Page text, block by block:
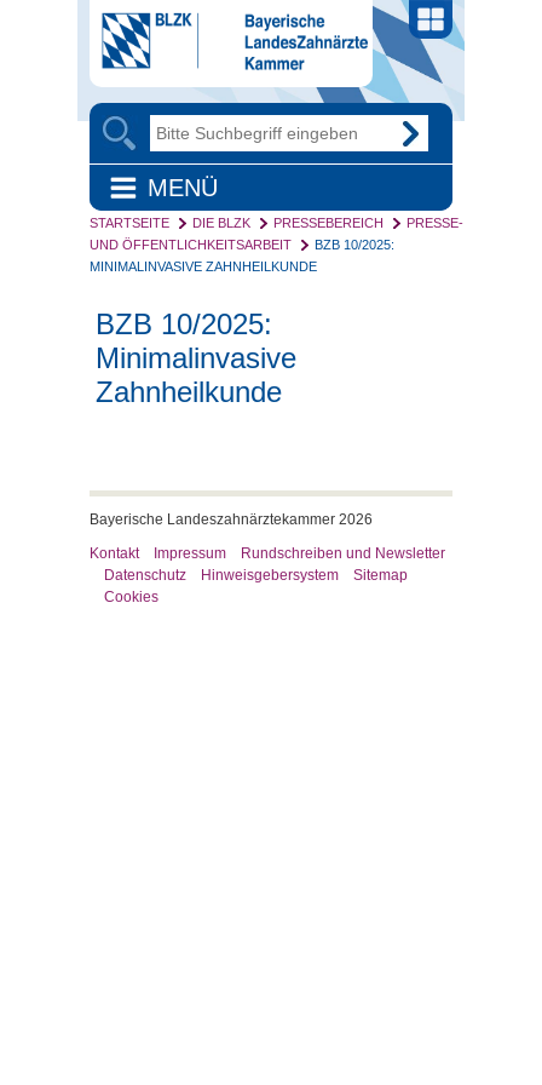
MENÜ
STARTSEITE DIE BLZK PRESSEBEREICH
PRESSE-
UND ÖFFENTLICHKEITSARBEIT
BZB 10/2025:
MINIMALINVASIVE ZAHNHEILKUNDE
BZB 10/2025:
Minimalinvasive
Zahnheilkunde
Bayerische Landeszahnärztekammer 2026
Kontakt
Impressum
Rundschreiben und Newsletter
Datenschutz
Hinweisgebersystem
Sitemap
Cookies